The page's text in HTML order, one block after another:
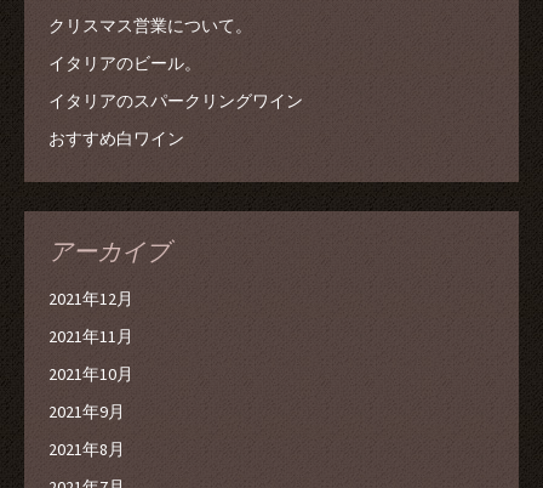
クリスマス営業について。
イタリアのビール。
イタリアのスパークリングワイン
おすすめ白ワイン
アーカイブ
2021年12月
2021年11月
2021年10月
2021年9月
2021年8月